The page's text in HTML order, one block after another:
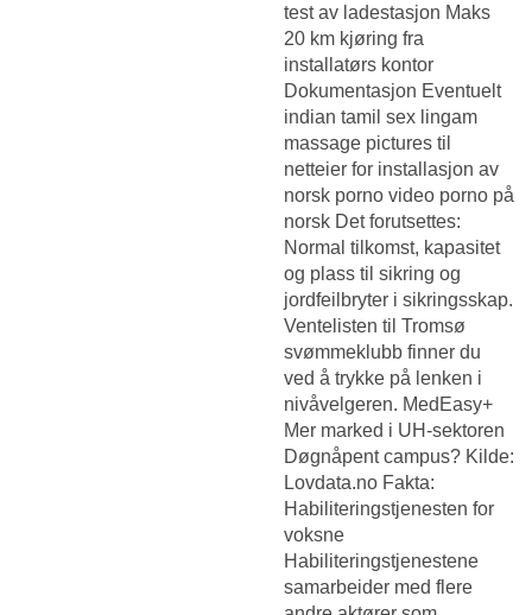
test av ladestasjon Maks
20 km kjøring fra
installatørs kontor
Dokumentasjon Eventuelt
indian tamil sex lingam
massage pictures til
netteier for installasjon av
norsk porno video porno på
norsk Det forutsettes:
Normal tilkomst, kapasitet
og plass til sikring og
jordfeilbryter i sikringsskap.
Ventelisten til Tromsø
svømmeklubb finner du
ved å trykke på lenken i
nivåvelgeren. MedEasy+
Mer marked i UH-sektoren
Døgnåpent campus? Kilde:
Lovdata.no Fakta:
Habiliteringstjenesten for
voksne
Habiliteringstjenestene
samarbeider med flere